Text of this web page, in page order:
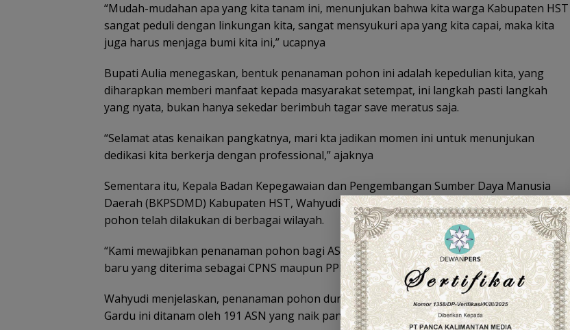
“Mudah-mudahan apa yang kita tanam ini, menunjukan bahwa kita warga Kabupaten HST
sangat peduli dengan linkungan kita, sangat mensyukuri apa yang kita capai, maka kita
juga harus menjaga bumi kita ini,” ucapnya
Bupati Aulia menegaskan, bentuk penanaman pohon ini adalah kepedulian kita, yang
diharapkan memberi manfaat kepada masyarakat setempat, ini langkah pasti langkah
yang nyata, bukan hanya sekedar berimbuh tagar save meratus saja.
“Selamat atas kenaikan pangkatnya, mari kta jadikan momen ini untuk menunjukan
dedikasi kita berkerja dengan professional,” ajaknya
Sementara itu, Kepala Badan Kepegawaian dan Pengembangan Sumber Daya Manusia
Daerah (BKPSDMD) Kabupaten HST, Wahyudi Rahmad mengatakan kegiatan penanaman
pohon telah dilakukan di berbagai wilayah.
“Kami mewajibkan penanaman pohon bagi ASN yang naik pangkat, berkala, dan pegawai
baru yang diterima sebagai CPNS maupun PPPK,” ujar Wahyudi.
Wahyudi menjelaskan, penanaman pohon durian sebanyak 100 pohon di desa Wawai
Gardu ini ditanam oleh 191 ASN yang naik pangkat pada periode Februari dan April 2024.